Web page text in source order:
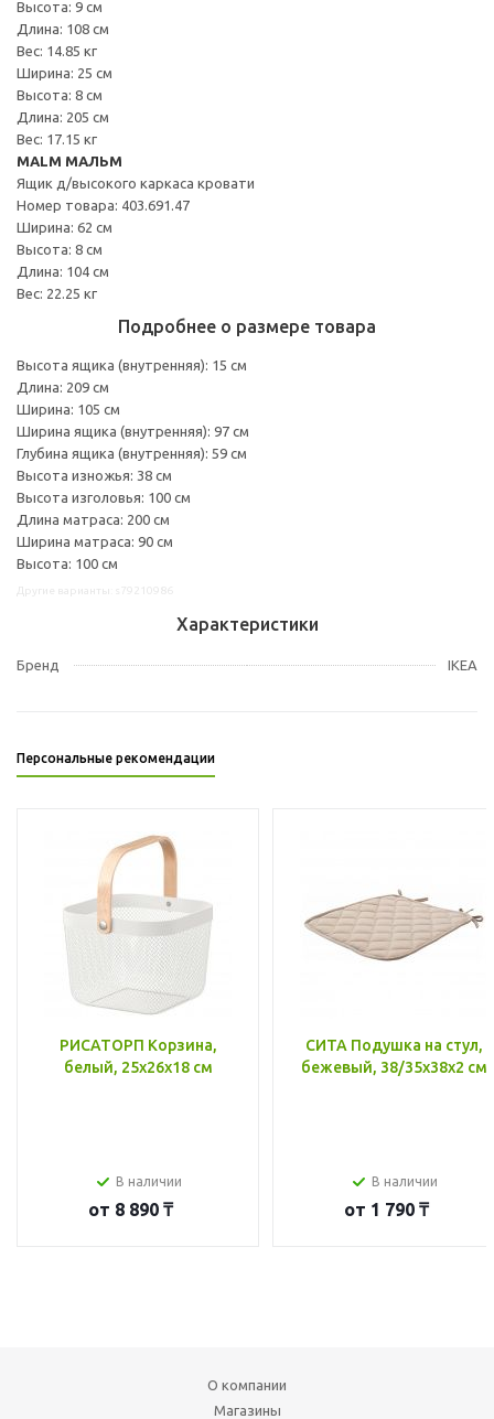
Высота: 9 см
Длина: 108 см
Вес: 14.85 кг
Ширина: 25 см
Высота: 8 см
Длина: 205 см
Вес: 17.15 кг
MALM МАЛЬМ
Ящик д/высокого каркаса кровати
Номер товара: 403.691.47
Ширина: 62 см
Высота: 8 см
Длина: 104 см
Вес: 22.25 кг
Подробнее о размере товара
Высота ящика (внутренняя): 15 см
Длина: 209 см
Ширина: 105 см
Ширина ящика (внутренняя): 97 см
Глубина ящика (внутренняя): 59 см
Высота изножья: 38 см
Высота изголовья: 100 см
Длина матраса: 200 см
Ширина матраса: 90 см
Высота: 100 см
Характеристики
Бренд IKEA
Персональные рекомендации
РИСАТОРП Корзина,
белый, 25x26x18 см
В наличии
от 8 890 ₸
СИТА Подушка на стул,
бежевый, 38/35x38x2 см
В наличии
от 1 790 ₸
О компании
Магазины